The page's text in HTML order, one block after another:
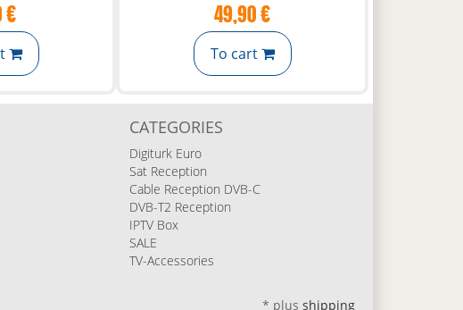
€ 49,90 €
To cart
CATEGORIES
Digiturk Euro
Sat Reception
Cable Reception DVB-C
DVB-T2 Reception
IPTV Box
SALE
TV-Accessories
* plusshipping